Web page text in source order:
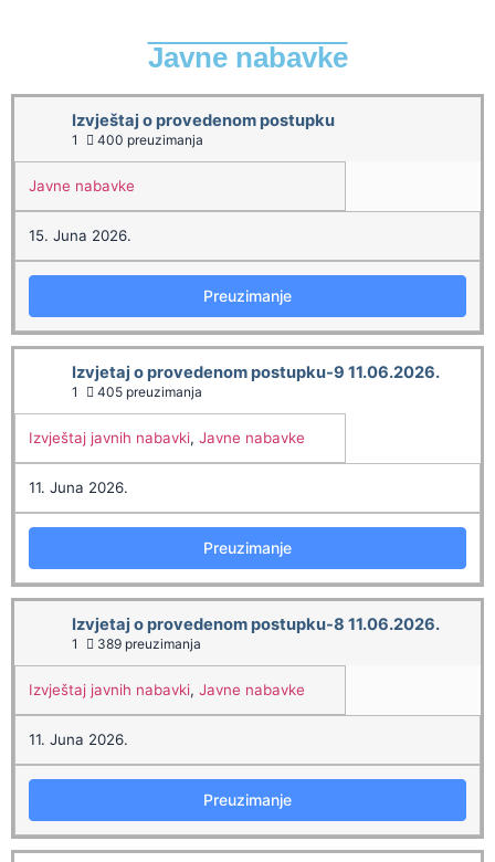
Javne nabavke
Izvještaj o provedenom postupku
1 400 preuzimanja
Javne nabavke
15. Juna 2026.
Preuzimanje
Izvjetaj o provedenom postupku-9 11.06.2026.
1 405 preuzimanja
Izvještaj javnih nabavki, Javne nabavke
11. Juna 2026.
Preuzimanje
Izvjetaj o provedenom postupku-8 11.06.2026.
1 389 preuzimanja
Izvještaj javnih nabavki, Javne nabavke
11. Juna 2026.
Preuzimanje